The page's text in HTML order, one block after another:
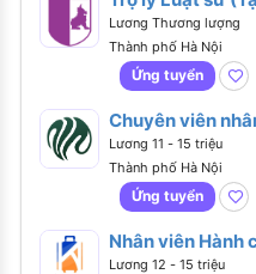
Lương Thương lượng
Thành phố Hà Nội
Ứng tuyển
Chuyên viên
Lương 11 - 15 triệu
Thành phố Hà Nội
Ứng tuyển
Nhân viên Hành
Lương 12 - 15 triệu